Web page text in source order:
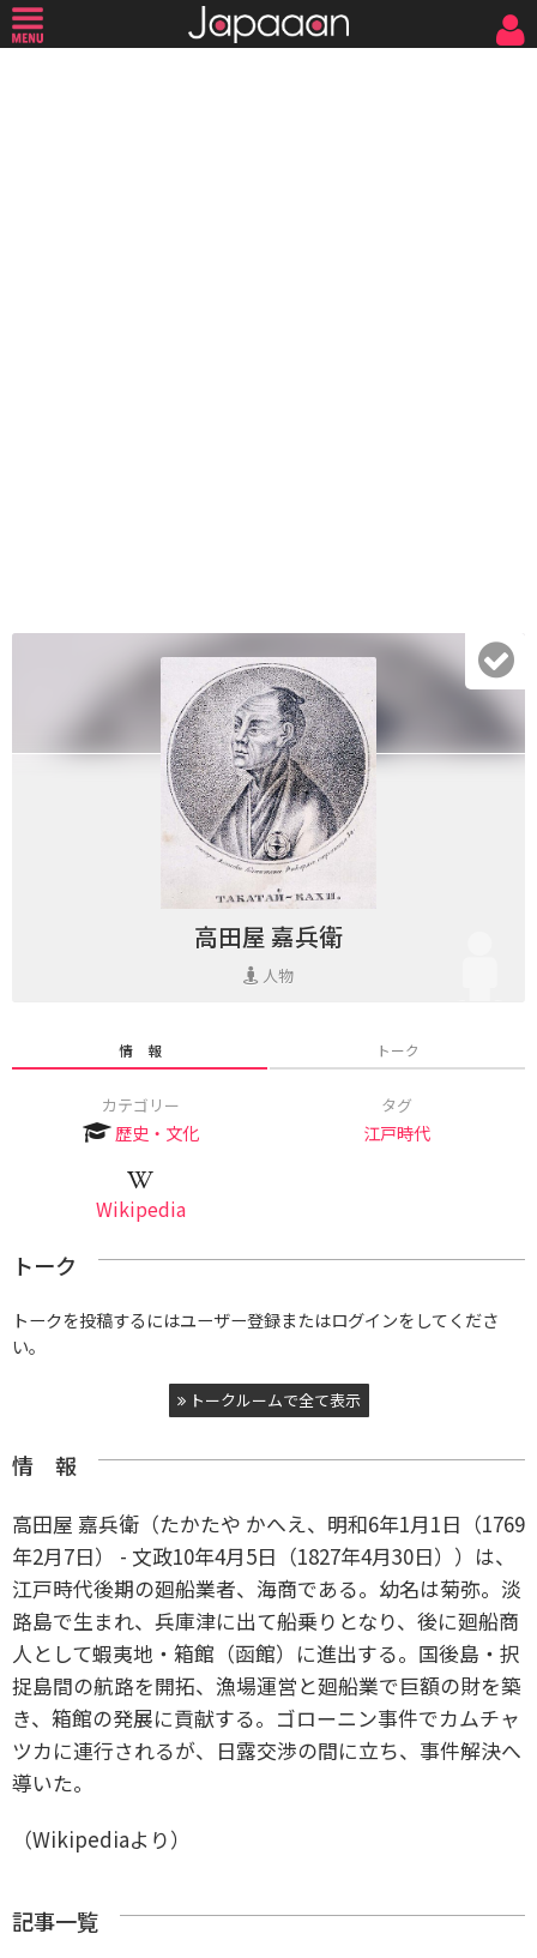
高田屋 嘉兵衛
人物
情 報 トーク
カテゴリー
歴史・文化
タグ
江戸時代
Wikipedia
トーク
トークを投稿するにはユーザー登録またはログインをしてくださ
い。
トークルームで全て表示
情 報
高田屋 嘉兵衛（たかたや かへえ、明和6年1月1日（1769
年2月7日） - 文政10年4月5日（1827年4月30日））は、
江戸時代後期の廻船業者、海商である。幼名は菊弥。淡
路島で生まれ、兵庫津に出て船乗りとなり、後に廻船商
人として蝦夷地・箱館（函館）に進出する。国後島・択
捉島間の航路を開拓、漁場運営と廻船業で巨額の財を築
き、箱館の発展に貢献する。ゴローニン事件でカムチャ
ツカに連行されるが、日露交渉の間に立ち、事件解決へ
導いた。
（Wikipediaより）
記事一覧